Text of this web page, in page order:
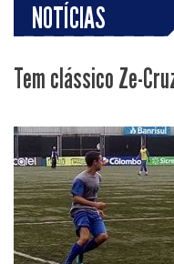
NOTÍCIAS
Tem clássico Ze-